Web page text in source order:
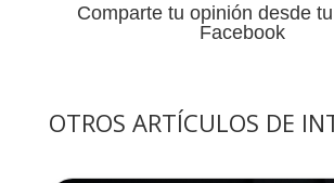
Comparte tu opinión desde
Facebook
OTROS ARTÍCULOS DE